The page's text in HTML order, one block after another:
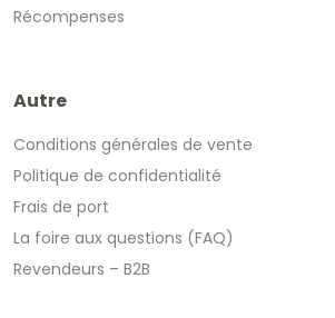
Récompenses
Autre
Conditions générales de vente
Politique de confidentialité
Frais de port
La foire aux questions (FAQ)
Revendeurs – B2B